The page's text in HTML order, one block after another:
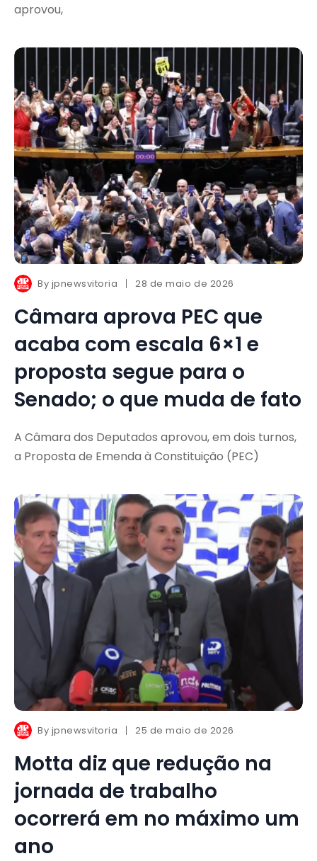
aprovou,
By jpnewsvitoria 28 de maio de 2026
Câmara aprova PEC que
acaba com escala 6×1 e
proposta segue para o
Senado; o que muda de fato
A Câmara dos Deputados aprovou, em dois turnos,
a Proposta de Emenda à Constituição (PEC)
By jpnewsvitoria 25 de maio de 2026
Motta diz que redução na
jornada de trabalho
ocorrerá em no máximo um
ano